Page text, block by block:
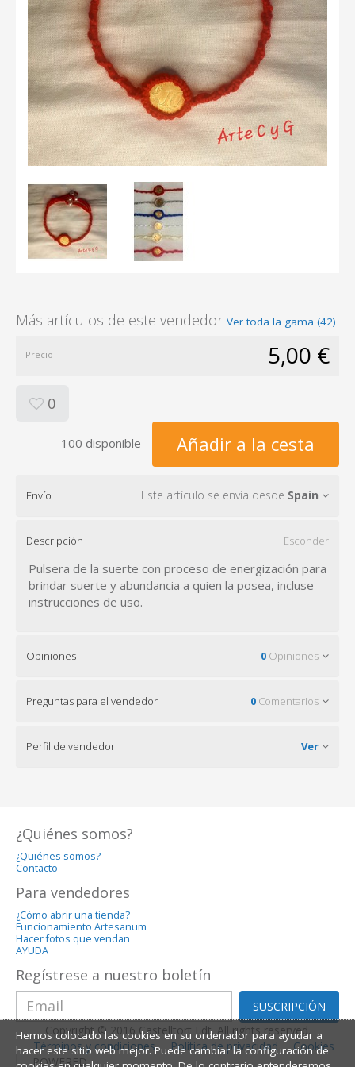
Más artículos de este vendedor Ver toda la gama (42)
Precio 5,00 €
0
100 disponible Añadir a la cesta
Envío Este artículo se envía desde Spain
Descripción Esconder
Pulsera de la suerte con proceso de energización para
brindar suerte y abundancia a quien la posea, incluse
instrucciones de uso.
Opiniones 0 Opiniones
Preguntas para el vendedor 0 Comentarios
Perfil de vendedor Ver
¿Quiénes somos?
¿Quiénes somos?
Contacto
Para vendedores
¿Cómo abrir una tienda?
Funcionamiento Artesanum
Hacer fotos que vendan
AYUDA
Regístrese a nuestro boletín
SUSCRIPCIÓN
Copyright © 2016 Castelltort Ldt. All rights reserved.
Términos y condiciones
Política de privacidad
Cookies
POWERED
Hemos colocado las cookies en su ordenador para ayudar a
hacer este sitio web mejor. Puede cambiar la configuración de